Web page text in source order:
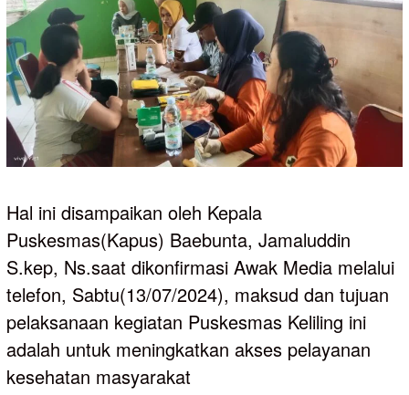
Hal ini disampaikan oleh Kepala
Puskesmas(Kapus) Baebunta, Jamaluddin
S.kep, Ns.saat dikonfirmasi Awak Media melalui
telefon, Sabtu(13/07/2024), maksud dan tujuan
pelaksanaan kegiatan Puskesmas Keliling ini
adalah untuk meningkatkan akses pelayanan
kesehatan masyarakat